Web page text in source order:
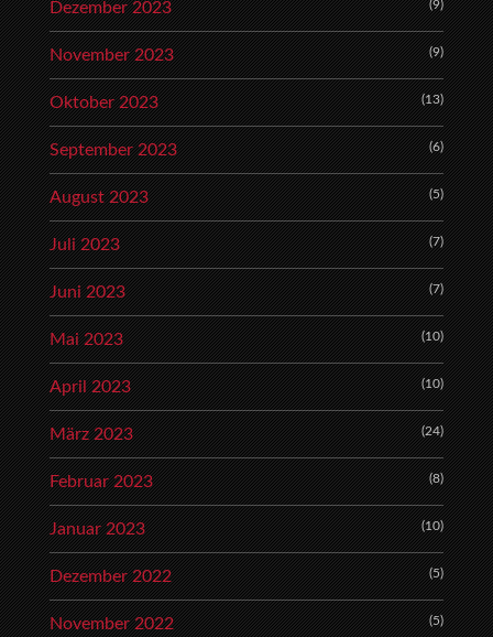
Dezember 2023 (9)
November 2023 (9)
Oktober 2023 (13)
September 2023 (6)
August 2023 (5)
Juli 2023 (7)
Juni 2023 (7)
Mai 2023 (10)
April 2023 (10)
März 2023 (24)
Februar 2023 (8)
Januar 2023 (10)
Dezember 2022 (5)
November 2022 (5)